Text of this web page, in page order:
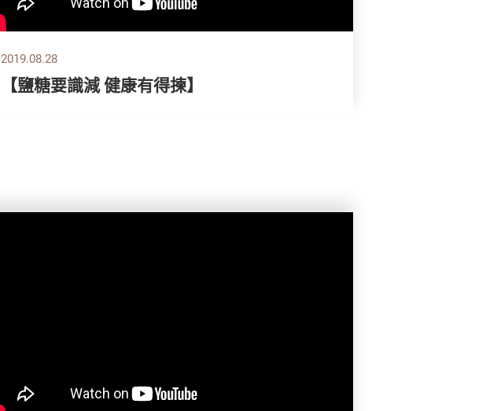
2019.08.28
【鹽糖要識減 健康有得揀】